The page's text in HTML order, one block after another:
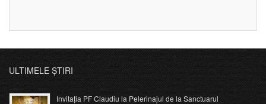
ULTIMELE ȘTIRI
Invitația PF Claudiu la Pelerinajul de la Sanctuarul